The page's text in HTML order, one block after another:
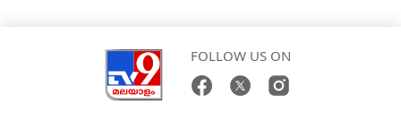
FOLLOW US ON